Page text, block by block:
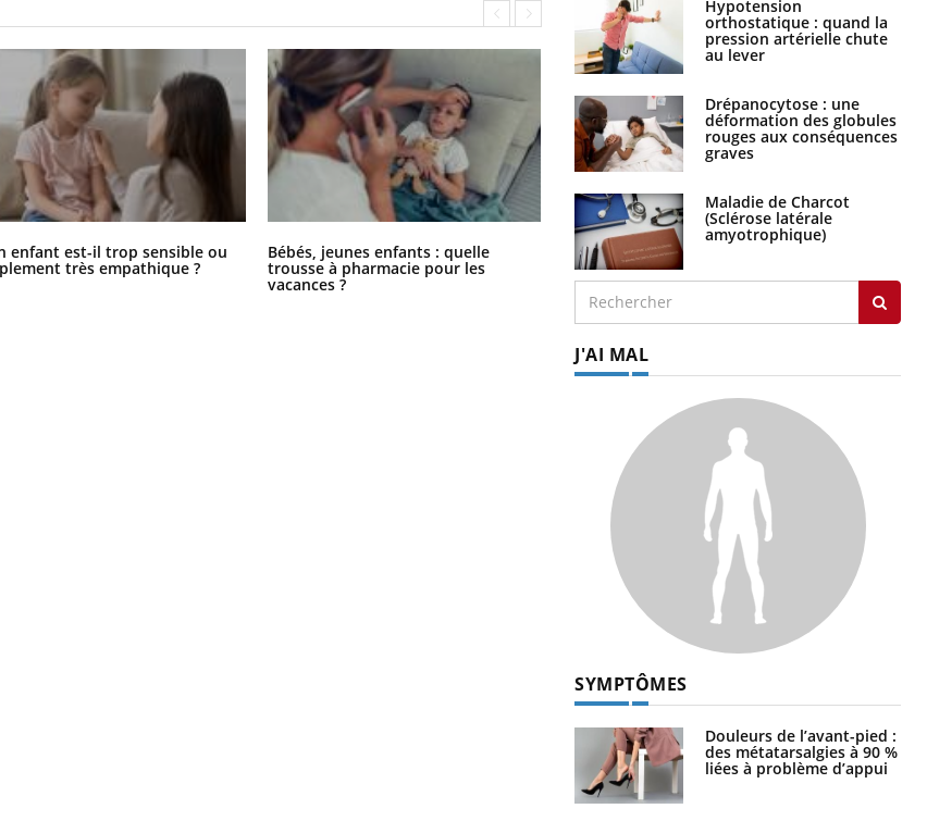
enfant est-il trop sensible ou
très empathique ?
Bébés, jeunes enfants : quelle
trousse à pharmacie pour les
vacances ?
Syndrome métabolique : quels sont
les meilleurs exercices physiques ?
Hypotension
orthostatique : quand la
pression artérielle chute
au lever
Drépanocytose : une
déformation des globules
rouges aux conséquences
graves
Maladie de Charcot
(Sclérose latérale
amyotrophique)
J'AI MAL
SYMPTÔMES
Douleurs de l’avant-pied :
des métatarsalgies à 90 %
liées à problème d’appui